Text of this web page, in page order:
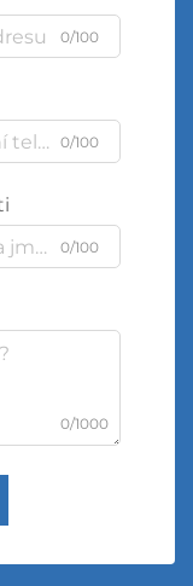
0/100
0/100
0/100
0/1000